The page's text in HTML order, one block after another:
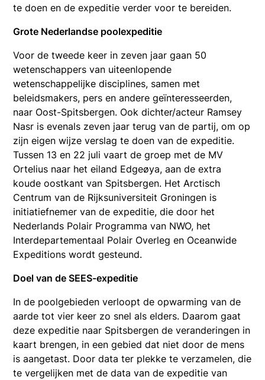
te doen en de expeditie verder voor te bereiden.
Grote Nederlandse poolexpeditie
Voor de tweede keer in zeven jaar gaan 50
wetenschappers van uiteenlopende
wetenschappelijke disciplines, samen met
beleidsmakers, pers en andere geïnteresseerden,
naar Oost-Spitsbergen. Ook dichter/acteur Ramsey
Nasr is evenals zeven jaar terug van de partij, om op
zijn eigen wijze verslag te doen van de expeditie.
Tussen 13 en 22 juli vaart de groep met de MV
Ortelius naar het eiland Edgeøya, aan de extra
koude oostkant van Spitsbergen. Het Arctisch
Centrum van de Rijksuniversiteit Groningen is
initiatiefnemer van de expeditie, die door het
Nederlands Polair Programma van NWO, het
Interdepartementaal Polair Overleg en Oceanwide
Expeditions wordt gesteund.
Doel van de SEES-expeditie
In de poolgebieden verloopt de opwarming van de
aarde tot vier keer zo snel als elders. Daarom gaat
deze expeditie naar Spitsbergen de veranderingen in
kaart brengen, in een gebied dat niet door de mens
is aangetast. Door data ter plekke te verzamelen, die
te vergelijken met de data van de expeditie van